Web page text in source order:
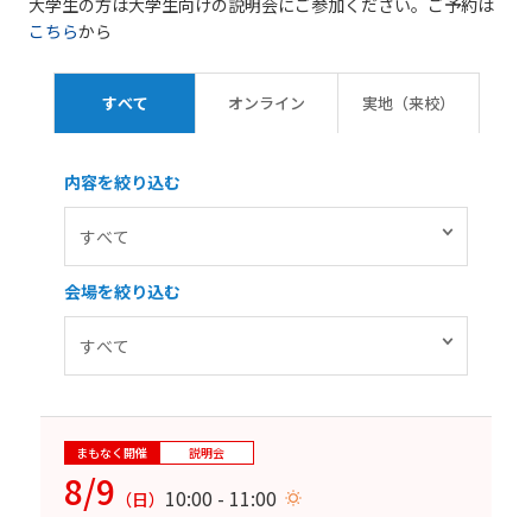
大学生の方は大学生向けの説明会にご参加ください。ご予約は
こちらから
すべて オンライン 実地（来校）
内容を絞り込む
会場を絞り込む
まもなく開催 説明会
8/9 （日） 10:00 - 11:00